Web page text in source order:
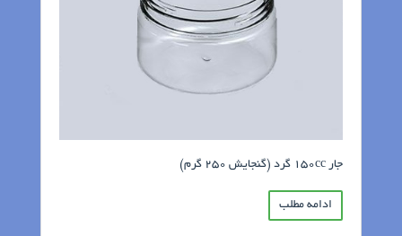
جار 150cc گرد (گنجایش 250 گرم)
ادامه مطلب